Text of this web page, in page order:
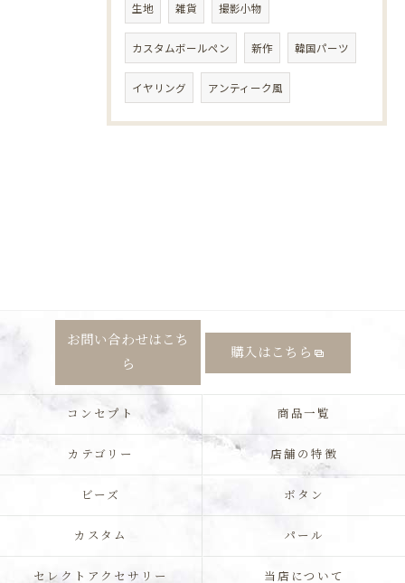
生地 雑貨 撮影小物
カスタムボールペン 新作 韓国パーツ
イヤリング アンティーク風
お問い合わせはこち
ら
購入はこちら
コンセプト 商品一覧
カテゴリー 店舗の特徴
ビーズ ボタン
カスタム パール
セレクトアクセサリー 当店について